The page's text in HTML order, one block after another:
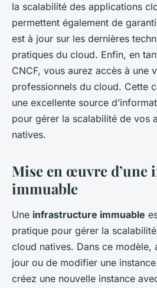
la scalabilité des applications
permettent également de
est à jour sur les dernières
pratiques du cloud. Enfin, en
CNCF, vous aurez accès à une
professionnels du cloud. Cette
une excellente source
pour gérer la scalabilité de vos
natives.
Mise en œuvre
immuable
Une infrastructure immuable
pratique pour gérer la
cloud natives. Dans ce modèle,
jour ou de modifier une
créez une nouvelle instance